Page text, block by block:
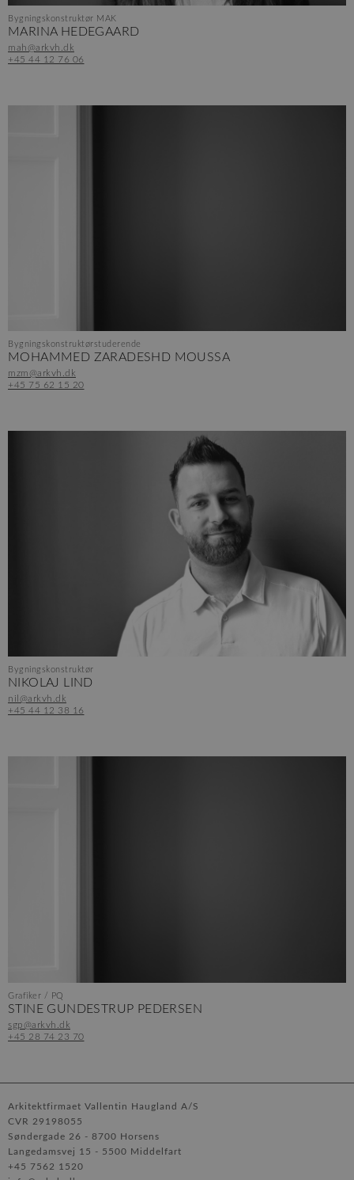
Bygningskonstruktør MAK
MARINA HEDEGAARD
mah@arkvh.dk
+45 44 12 76 06
Bygningskonstruktørstuderende
MOHAMMED ZARADESHD MOUSSA
mzm@arkvh.dk
+45 75 62 15 20
Bygningskonstruktør
NIKOLAJ LIND
nil@arkvh.dk
+45 44 12 38 16
Grafiker / PQ
STINE GUNDESTRUP PEDERSEN
sgp@arkvh.dk
+45 28 74 23 70
Arkitektfirmaet Vallentin Haugland A/S
CVR 29198055
Søndergade 26
8700 Horsens
Langedamsvej 15
5500 Middelfart
+45 7562 1520